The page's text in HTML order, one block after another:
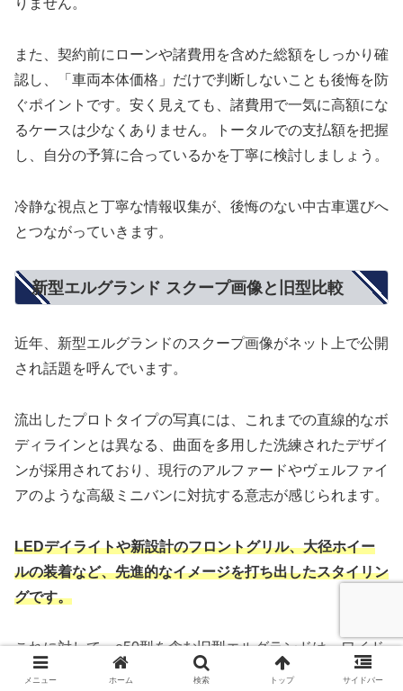
りません。
また、契約前にローンや諸費用を含めた総額をしっかり確
認し、「車両本体価格」だけで判断しないことも後悔を防
ぐポイントです。安く見えても、諸費用で一気に高額にな
るケースは少なくありません。トータルでの支払額を把握
し、自分の予算に合っているかを丁寧に検討しましょう。
冷静な視点と丁寧な情報収集が、後悔のない中古車選びへ
とつながっていきます。
新型エルグランド スクープ画像と旧型比較
近年、新型エルグランドのスクープ画像がネット上で公開
され話題を呼んでいます。
流出したプロトタイプの写真には、これまでの直線的なボ
ディラインとは異なる、曲面を多用した洗練されたデザイ
ンが採用されており、現行のアルファードやヴェルファイ
アのような高級ミニバンに対抗する意志が感じられます。
LEDデイライトや新設計のフロントグリル、大径ホイー
ルの装着など、先進的なイメージを打ち出したスタイリン
グです。
これに対して、e50型を含む旧型エルグランドは、ワイド
で堂々とした存在感と、角ばった重厚なデザインが特徴で
メニュー ホーム 検索 トップ サイドバー